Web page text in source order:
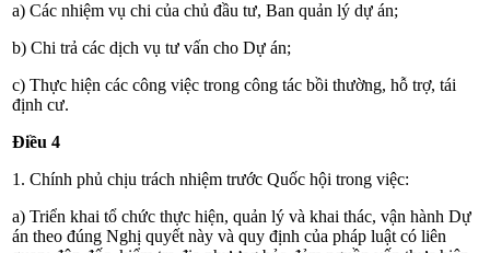
a) Các nhiệm vụ chi của chủ đầu tư, Ban quản lý dự án;
b) Chi trả các dịch vụ tư vấn cho Dự án;
c) Thực hiện các công việc trong công tác bồi thường, hỗ trợ, tái
định cư.
Điều 4
1. Chính phủ chịu trách nhiệm trước Quốc hội trong việc:
a) Triển khai tổ chức thực hiện, quản lý và khai thác, vận hành Dự
án theo đúng Nghị quyết này và quy định của pháp luật có liên